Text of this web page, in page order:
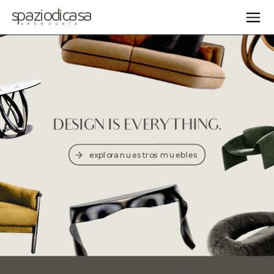
DESIGN IS EVERYTHING.
explora nuestros muebles
spaziodicasa
venezuela